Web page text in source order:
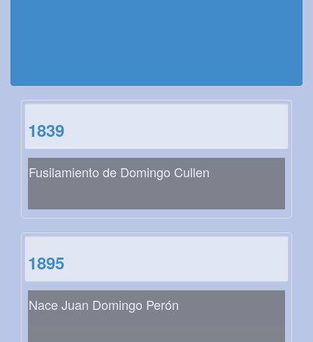
1839
Fusilamiento de Domingo Cullen
1895
Nace Juan Domingo Perón